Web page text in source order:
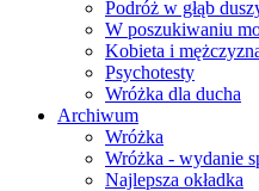
Podróż w głąb
W poszukiwaniu
Kobieta i
Psychotesty
Wróżka dla ducha
Archiwum
Wróżka
Wróżka - wydanie
Najlepsza okładka